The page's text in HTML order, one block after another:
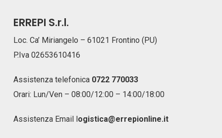
ERREPI S.r.l.
Loc. Ca’ Miriangelo – 61021 Frontino (PU)
P.Iva 02653610416
Assistenza telefonica 0722 770033
Orari: Lun/Ven – 08:00/12:00 – 14:00/18:00
Assistenza Email logistica@errepionline.it